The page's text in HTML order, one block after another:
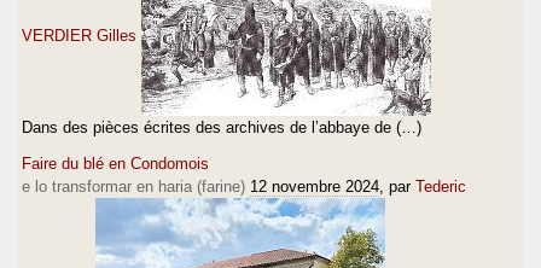
VERDIER Gilles
Dans des pièces écrites des archives de l’abbaye de (…)
Faire du blé en Condomois
e lo transformar en haria (farine) 12 novembre 2024 , par Tederic